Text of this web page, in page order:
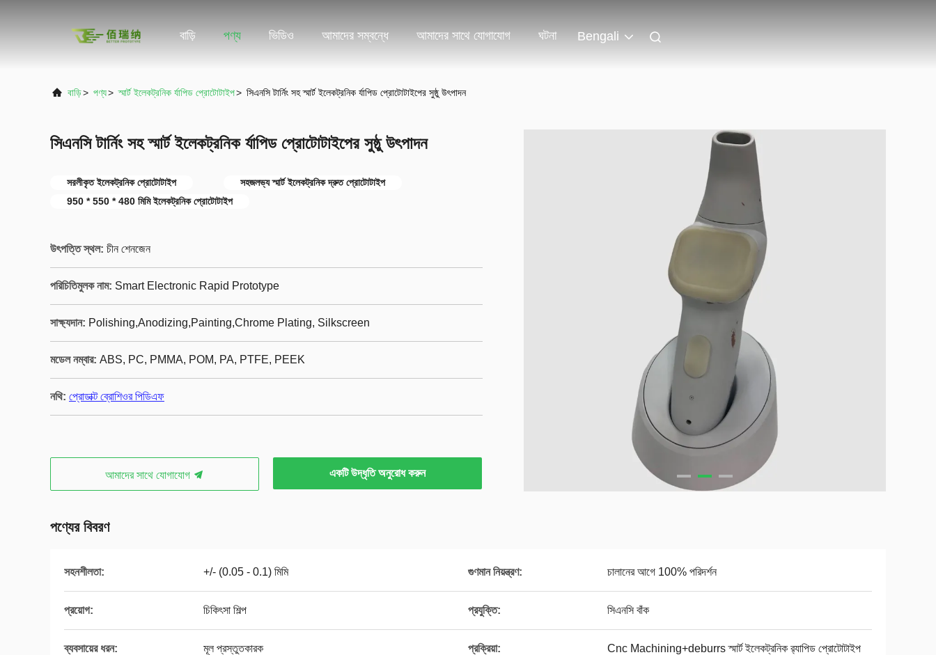
বাড়ি পণ্য ভিডিও আমাদের সম্বন্ধে আমাদের সাথে যোগাযোগ ঘটনা Bengali
বাড়ি> পণ্য> স্মার্ট ইলেকট্রনিক র্যাপিড প্রোটোটাইপ> সিএনসি টার্নিং সহ স্মার্ট ইলেকট্রনিক র্যাপিড প্রোটোটাইপের সুষ্ঠু উৎপাদন
সিএনসি টার্নিং সহ স্মার্ট ইলেকট্রনিক র্যাপিড প্রোটোটাইপের সুষ্ঠু উৎপাদন
সরলীকৃত ইলেকট্রনিক প্রোটোটাইপ
সহজলভ্য স্মার্ট ইলেকট্রনিক দ্রুত প্রোটোটাইপ
950 * 550 * 480 মিমি ইলেকট্রনিক প্রোটোটাইপ
উৎপত্তি স্থল: চীন শেনজেন
পরিচিতিমুলক নাম: Smart Electronic Rapid Prototype
সাক্ষ্যদান: Polishing,Anodizing,Painting,Chrome Plating, Silkscreen
মডেল নম্বার: ABS, PC, PMMA, POM, PA, PTFE, PEEK
নথি: প্রোডাক্ট ব্রোশিওর পিডিএফ
আমাদের সাথে যোগাযোগ একটি উদ্ধৃতি অনুরোধ করুন
পণ্যের বিবরণ
সহনশীলতা: +/- (0.05 - 0.1) মিমি গুণমান নিয়ন্ত্রণ: চালানের আগে 100% পরিদর্শন
প্রয়োগ: চিকিৎসা শিল্প প্রযুক্তি: সিএনসি বাঁক
ব্যবসায়ের ধরন: মূল প্রস্তুতকারক প্রক্রিয়া: Cnc Machining+deburrs স্মার্ট ইলেকট্রনিক র‌্যাপিড প্রোটোটাইপ